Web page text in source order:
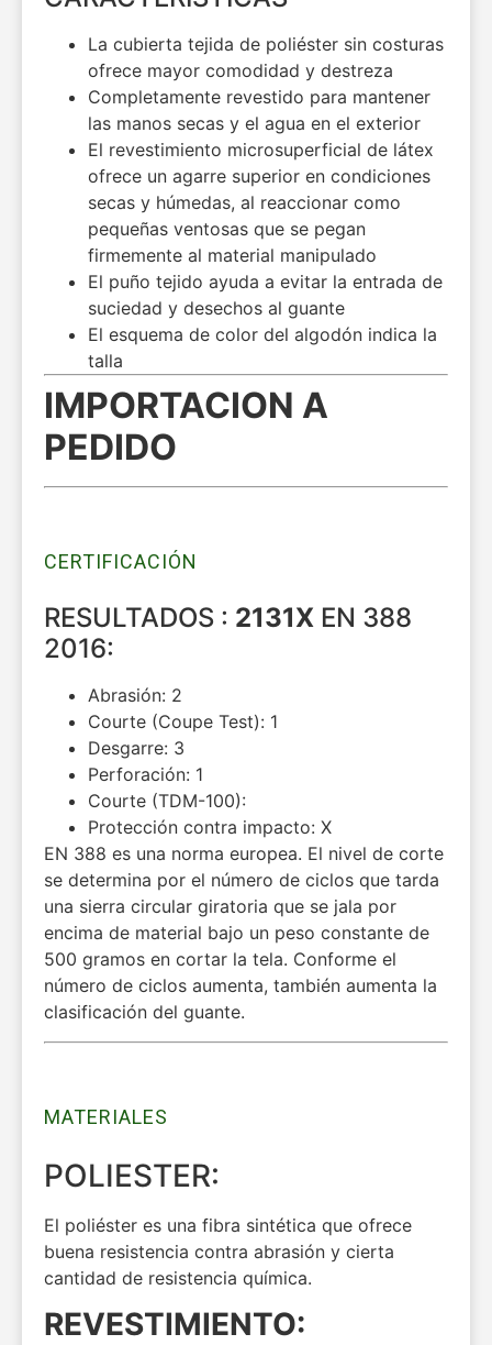
La cubierta tejida de poliéster sin costuras
ofrece mayor comodidad y destreza
Completamente revestido para mantener
las manos secas y el agua en el exterior
El revestimiento microsuperficial de látex
ofrece un agarre superior en condiciones
secas y húmedas, al reaccionar como
pequeñas ventosas que se pegan
firmemente al material manipulado
El puño tejido ayuda a evitar la entrada de
suciedad y desechos al guante
El esquema de color del algodón indica la
talla
IMPORTACION A
PEDIDO
CERTIFICACIÓN
RESULTADOS : 2131X EN 388
2016:
Abrasión: 2
Courte (Coupe Test): 1
Desgarre: 3
Perforación: 1
Courte (TDM-100):
Protección contra impacto: X
EN 388 es una norma europea. El nivel de corte
se determina por el número de ciclos que tarda
una sierra circular giratoria que se jala por
encima de material bajo un peso constante de
500 gramos en cortar la tela. Conforme el
número de ciclos aumenta, también aumenta la
clasificación del guante.
MATERIALES
POLIESTER:
El poliéster es una fibra sintética que ofrece
buena resistencia contra abrasión y cierta
cantidad de resistencia química.
REVESTIMIENTO: